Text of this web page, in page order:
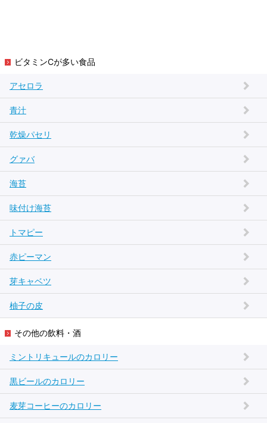
ビタミンCが多い食品
アセロラ
青汁
乾燥パセリ
グァバ
海苔
味付け海苔
トマピー
赤ピーマン
芽キャベツ
柚子の皮
その他の飲料・酒
ミントリキュールのカロリー
黒ビールのカロリー
麦芽コーヒーのカロリー